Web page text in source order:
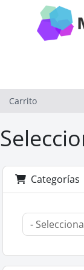
Carrito
Categorías